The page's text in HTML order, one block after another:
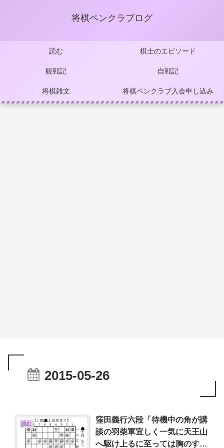
将棋ペンクラブログ
読む 棋士のエピソード
観戦記 自戦記
将棋雑文 将棋ペンクラブ入会申し込み
2015-05-26
読む
窪田義行六段「待機中の角が講
談の羽柴軍宜しく一気に天王山
へ駆け上るに至っては胸のすく